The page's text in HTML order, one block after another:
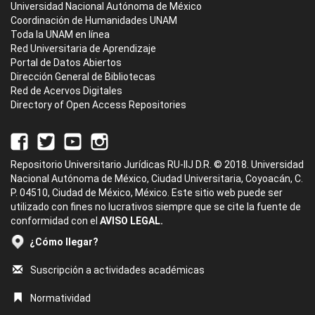
Universidad Nacional Autónoma de México
Coordinación de Humanidades UNAM
Toda la UNAM en línea
Red Universitaria de Aprendizaje
Portal de Datos Abiertos
Dirección General de Bibliotecas
Red de Acervos Digitales
Directory of Open Access Repositories
Repositorio Universitario Jurídicas RU-IIJ D.R. © 2018. Universidad
Nacional Autónoma de México, Ciudad Universitaria, Coyoacán, C.
P. 04510, Ciudad de México, México. Este sitio web puede ser
utilizado con fines no lucrativos siempre que se cite la fuente de
conformidad con el AVISO LEGAL.
¿Cómo llegar?
Suscripción a actividades académicas
Normatividad